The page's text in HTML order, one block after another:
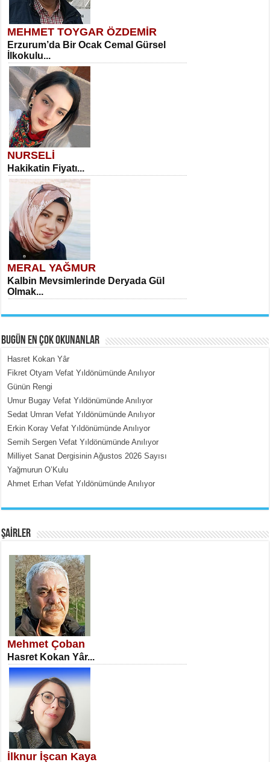
MEHMET TOYGAR ÖZDEMİR
Erzurum’da Bir Ocak Cemal Gürsel
İlkokulu...
NURSELİ
Hakikatin Fiyatı...
MERAL YAĞMUR
Kalbin Mevsimlerinde Deryada Gül
Olmak...
MEHMET ÇOBAN
İçerdeki Put Dışardaki Maskeler...
SATILMIŞ ÜMİT ÇETİNKAYA
Erkenlik...
NECLA DİLEK ARSLAN
Öğretmenler Günü Mahkemesi...
BUGÜN EN ÇOK OKUNANLAR
Hasret Kokan Yâr
Fikret Otyam Vefat Yıldönümünde Anılıyor
Günün Rengi
Umur Bugay Vefat Yıldönümünde Anılıyor
Sedat Umran Vefat Yıldönümünde Anılıyor
Erkin Koray Vefat Yıldönümünde Anılıyor
Semih Sergen Vefat Yıldönümünde Anılıyor
Milliyet Sanat Dergisinin Ağustos 2026 Sayısı
Yağmurun O’Kulu
Ahmet Erhan Vefat Yıldönümünde Anılıyor
ŞAİRLER
Mehmet Çoban
Hasret Kokan Yâr...
İlknur İşcan Kaya